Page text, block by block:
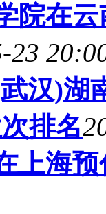
院在
23
汉)湖
排名
上海